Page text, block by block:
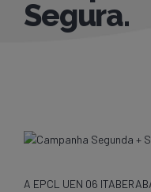
Segura.
A EPCL UEN 06